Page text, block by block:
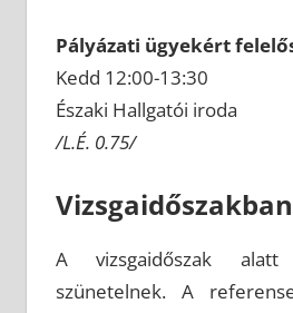
Pályázati ügyekért
Kedd 12:00-13:30
Északi Hallgatói iroda
/L.É. 0.75/
Vizsgaidőszakban
A vizsgaidőszak
szünetelnek. A